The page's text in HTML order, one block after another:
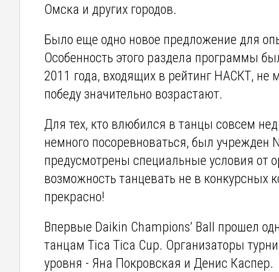
Омска и других городов.
Было еще одно новое предложение для
Особенность этого раздела программы
2011 года, входящих в рейтинг НАСКТ,
победу значительно возрастают.
Для тех, кто влюбился в танцы совсем
немного посоревноваться, был учрежден
предусмотрены специальные условия от
возможность танцевать не в конкурсных
прекрасно!
Впервые Daikin Champions’ Ball прошел
танцам Tica Tica Cup. Организаторы
уровня - Яна Покровская и Денис